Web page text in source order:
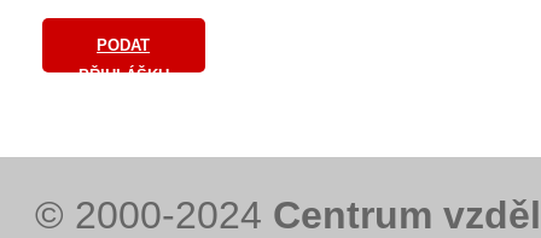
PODAT
PŘIHLÁŠKU
© 2000-2024 Centrum